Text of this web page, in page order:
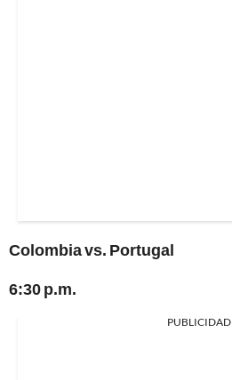
Colombia vs. Portugal
6:30 p.m.
PUBLICIDAD